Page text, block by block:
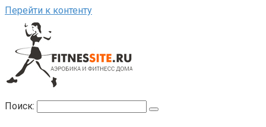
Перейти к контенту
Поиск: